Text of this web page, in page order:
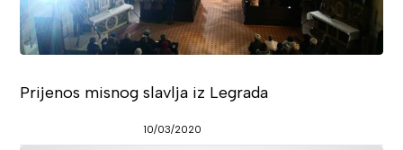
Prijenos misnog slavlja iz Legrada
10/03/2020